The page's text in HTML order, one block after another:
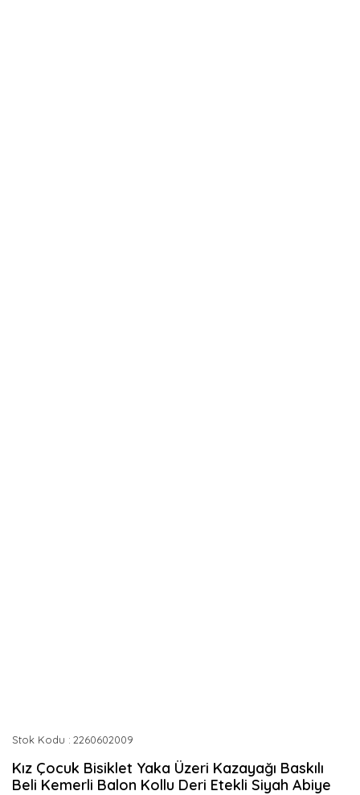
Stok Kodu 2260602009
Kız Çocuk Bisiklet Yaka Üzeri Kazayağı Baskılı
Beli Kemerli Balon Kollu Deri Etekli Siyah Abiye